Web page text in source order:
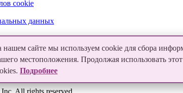
cookie
данных
GMT +5.
нашем сайте мы используем cookie для сбора
местоположения. Продолжая использовать
Подробнее